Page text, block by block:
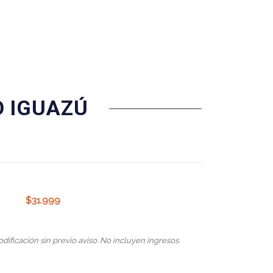
IGUAZÚ
$31.999
sin previo aviso. No incluyen ingresos.